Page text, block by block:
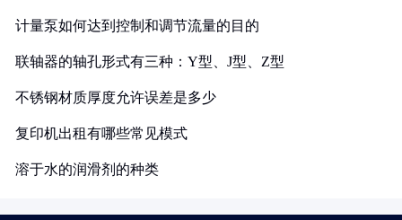
计量泵如何达到控制和调节流量的目的
联轴器的轴孔形式有三种：Y型、J型、Z型
不锈钢材质厚度允许误差是多少
复印机出租有哪些常见模式
溶于水的润滑剂的种类